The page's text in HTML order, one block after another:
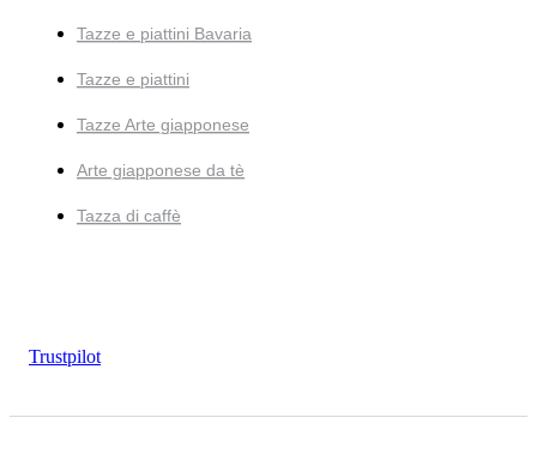
Tazze e piattini Bavaria
Tazze e piattini
Tazze Arte giapponese
Arte giapponese da tè
Tazza di caffè
Trustpilot